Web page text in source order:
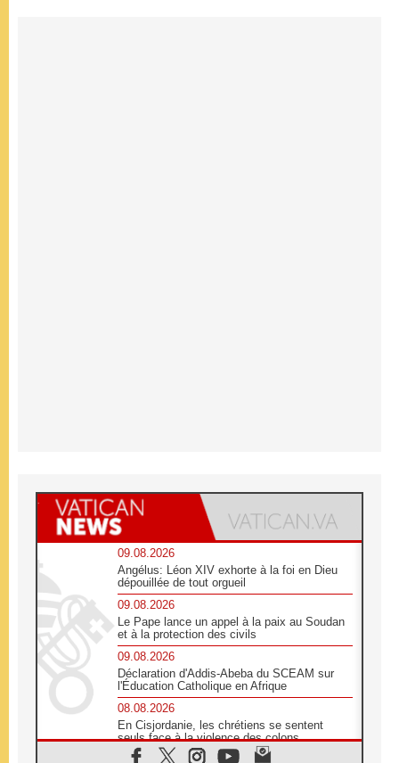
09.08.2026
Angélus: Léon XIV exhorte à la foi en Dieu
dépouillée de tout orgueil
09.08.2026
Le Pape lance un appel à la paix au Soudan
et à la protection des civils
09.08.2026
Déclaration d'Addis-Abeba du SCEAM sur
l'Éducation Catholique en Afrique
08.08.2026
En Cisjordanie, les chrétiens se sentent
seuls face à la violence des colons
08.08.2026